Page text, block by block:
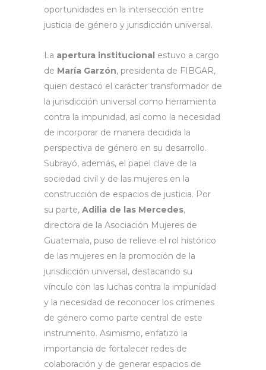
oportunidades en la intersección entre
justicia de género y jurisdicción universal.
La apertura institucional estuvo a cargo
de María Garzón, presidenta de FIBGAR,
quien destacó el carácter transformador de
la jurisdicción universal como herramienta
contra la impunidad, así como la necesidad
de incorporar de manera decidida la
perspectiva de género en su desarrollo.
Subrayó, además, el papel clave de la
sociedad civil y de las mujeres en la
construcción de espacios de justicia. Por
su parte, Adilia de las Mercedes,
directora de la Asociación Mujeres de
Guatemala, puso de relieve el rol histórico
de las mujeres en la promoción de la
jurisdicción universal, destacando su
vínculo con las luchas contra la impunidad
y la necesidad de reconocer los crímenes
de género como parte central de este
instrumento. Asimismo, enfatizó la
importancia de fortalecer redes de
colaboración y de generar espacios de